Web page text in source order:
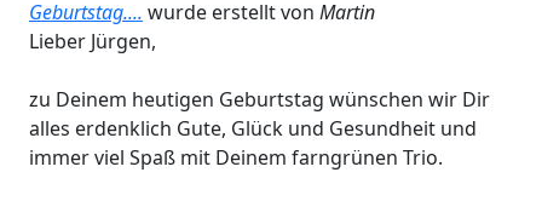
Geburtstag.... wurde erstellt von Martin
Lieber Jürgen,
zu Deinem heutigen Geburtstag wünschen wir Dir
alles erdenklich Gute, Glück und Gesundheit und
immer viel Spaß mit Deinem farngrünen Trio.